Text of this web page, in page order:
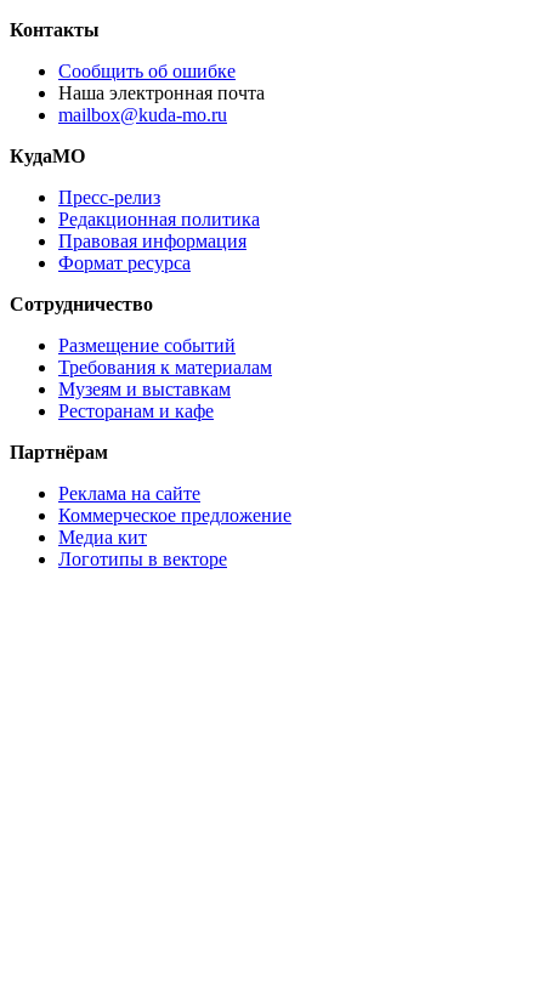
Контакты
Сообщить об ошибке
Наша электронная почта
mailbox@kuda-mo.ru
КудаМО
Пресс-релиз
Редакционная политика
Правовая информация
Формат ресурса
Сотрудничество
Размещение событий
Требования к материалам
Музеям и выставкам
Ресторанам и кафе
Партнёрам
Реклама на сайте
Коммерческое предложение
Медиа кит
Логотипы в векторе